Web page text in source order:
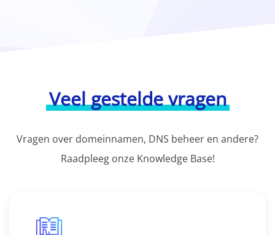
Veel gestelde vragen
Vragen over domeinnamen, DNS beheer en andere?
Raadpleeg onze Knowledge Base!